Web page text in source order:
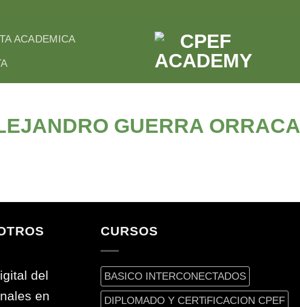
ACADEMICA
GUERRA ORRACA
del
en
CURSOS
BASICO INTERCONECTADOS
DIPLOMADO Y CERTiFICACION CPEF